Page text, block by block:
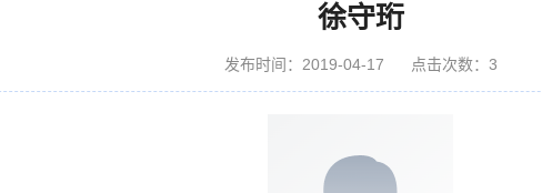
徐守珩
发布时间：2019-04-17 点击次数： 3